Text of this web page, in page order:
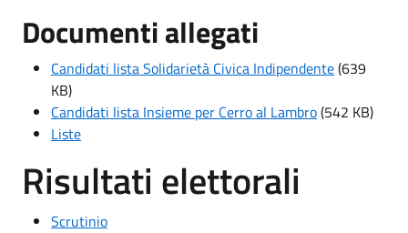
Documenti allegati
Candidati lista Solidarietà Civica Indipendente(639
KB)
Candidati lista Insieme per Cerro al Lambro(542 KB)
Liste
Risultati elettorali
Scrutinio